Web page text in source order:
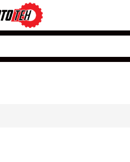
Kausu zobi/CASE sistēma